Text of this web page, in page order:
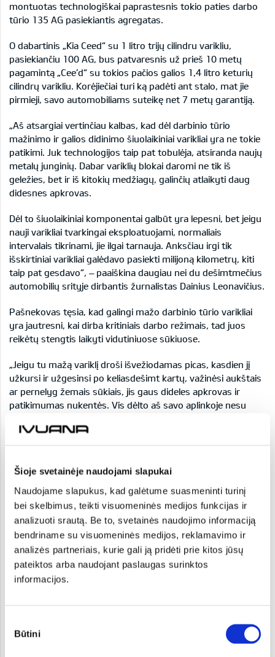
Šioje svetainėje naudojami slapukai
Naudojame slapukus, kad galėtume suasmeninti turinį
bei skelbimus, teikti visuomeninės medijos funkcijas ir
analizuoti srautą. Be to, svetainės naudojimo informaciją
bendriname su visuomeninės medijos, reklamavimo ir
analizės partneriais, kurie gali ją pridėti prie kitos jūsų
pateiktos arba naudojant paslaugas surinktos
informacijos.
pasirinkimas
Būtini
montuotas technologiškai paprastesnis tokio paties darbo
tūrio 135 AG pasiekiantis agregatas.
O dabartinis „Kia Ceed“ su 1 litro trijų cilindru varikliu,
pasiekiančiu 100 AG, bus patvaresnis už prieš 10 metų
pagamintą „Cee’d“ su tokios pačios galios 1,4 litro keturių
cilindrų varikliu. Korėjiečiai turi ką padėti ant stalo, mat jie
pirmieji, savo automobiliams suteikę net 7 metų garantiją.
„Aš atsargiai vertinčiau kalbas, kad dėl darbinio tūrio
mažinimo ir galios didinimo šiuolaikiniai varikliai yra ne tokie
patikimi. Juk technologijos taip pat tobulėja, atsiranda naujų
metalų junginių. Dabar variklių blokai daromi ne tik iš
geležies, bet ir iš kitokių medžiagų, galinčių atlaikyti daug
didesnes apkrovas.
Dėl to šiuolaikiniai komponentai galbūt yra lepesni, bet jeigu
nauji varikliai tvarkingai eksploatuojami, normaliais
intervalais tikrinami, jie ilgai tarnauja. Anksčiau irgi tik
išskirtiniai varikliai galėdavo pasiekti milijoną kilometrų, kiti
taip pat gesdavo“, – paaiškina daugiau nei du dešimtmečius
automobilių srityje dirbantis žurnalistas Dainius Leonavičius.
Pašnekovas tęsia, kad galingi mažo darbinio tūrio varikliai
yra jautresni, kai dirba kritiniais darbo režimais, tad juos
reikėtų stengtis laikyti vidutiniuose sūkiuose.
„Jeigu tu mažą variklį droši išvežiodamas picas, kasdien jį
užkursi ir užgesinsi po keliasdešimt kartų, važinėsi aukštais
ar pernelyg žemais sūkiais, jis gaus dideles apkrovas ir
patikimumas nukentės. Vis dėlto aš savo aplinkoje nesu
užlinkęs. Esu girdėjęs, bet kol nepamatysiu, kaip jie išeina iš
Problemos per skubėjimą
Tai rodo ir „J.D. Power“ paskelbti rezultatai.
Problematiškiausios trejų metų senumo automobiliuose yra
ne pavaros, o informacinės ir pramogų sistemos.
Multimedijos pagal problemų skaičių dvigubai lenkia antroje
CarPlay / Android Auto“ ir „Bluetooth“ junglumu, jutiklinių
ekranų problemomis, pasenusiomis navigacijos sistemomis.